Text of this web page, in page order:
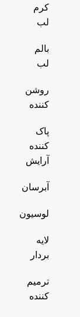
کرم
لب
بالم
لب
روشن
کننده
پاک
کننده
آرایش
آبرسان
لوسیون
لایه
بردار
ترمیم
کننده